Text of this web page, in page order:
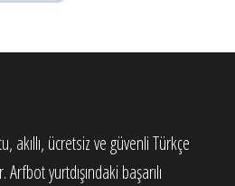
akıllı, ücretsiz ve güvenli Türkçe
yurtdışındaki başarılı